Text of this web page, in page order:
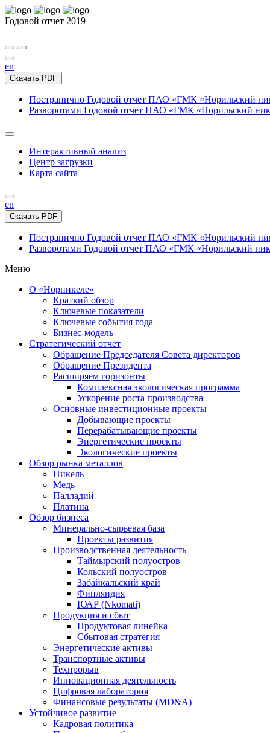
Годовой отчет 2019
en
Скачать PDF
Постранично Годовой отчет ПАО «ГМК «Норильский
Разворотами Годовой отчет ПАО «ГМК «Норильский
Интерактивный анализ
Центр загрузки
Карта сайта
en
Скачать PDF
Постранично Годовой отчет ПАО «ГМК «Норильский
Разворотами Годовой отчет ПАО «ГМК «Норильский
Меню
О «Норникеле»
Краткий обзор
Ключевые показатели
Ключевые события года
Бизнес-модель
Стратегический отчет
Обращение Председателя Совета директоров
Обращение Президента
Расширяем горизонты
Комплексная экологическая программа
Ускорение роста производства
Основные инвестиционные проекты
Добывающие проекты
Перерабатывающие проекты
Энергетические проекты
Экологические проекты
Обзор рынка металлов
Никель
Медь
Палладий
Платина
Обзор бизнеса
Минерально-сырьевая база
Проекты развития
Производственная деятельность
Таймырский полуостров
Кольский полуостров
Забайкальский край
Финляндия
ЮАР (Nkomati)
Продукция и сбыт
Продуктовая линейка
Сбытовая стратегия
Энергетические активы
Транспортные активы
Техпрорыв
Инновационная деятельность
Цифровая лаборатория
Финансовые результаты (MD&A)
Устойчивое развитие
Кадровая политика